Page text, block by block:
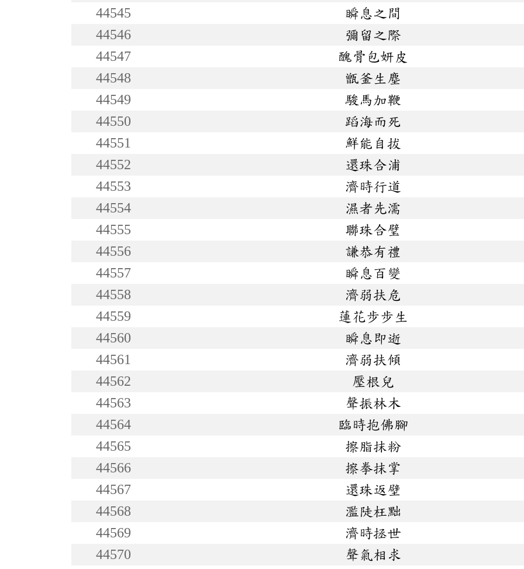
44545
瞬息之間
44546
彌留之際
44547
醜骨包妍皮
44548
甑釜生塵
44549
駿馬加鞭
44550
蹈海而死
44551
鮮能自拔
44552
還珠合浦
44553
濟時行道
44554
濕者先濡
44555
聯珠合璧
44556
謙恭有禮
44557
瞬息百變
44558
濟弱扶危
44559
蓮花步步生
44560
瞬息即逝
44561
濟弱扶傾
44562
壓根兒
44563
聲振林木
44564
臨時抱佛腳
44565
擦脂抹粉
44566
擦拳抹掌
44567
還珠返壁
44568
濫陡枉黜
44569
濟時拯世
44570
聲氣相求